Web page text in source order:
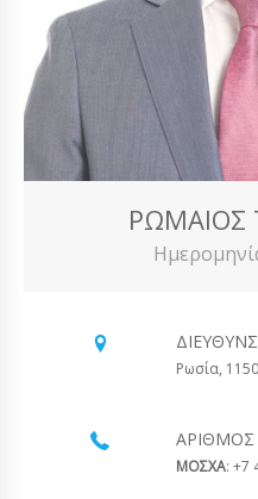
ΡΩΜΑΊΟΣ
Ρωσία,
ΜΟΣΧΑ: +7